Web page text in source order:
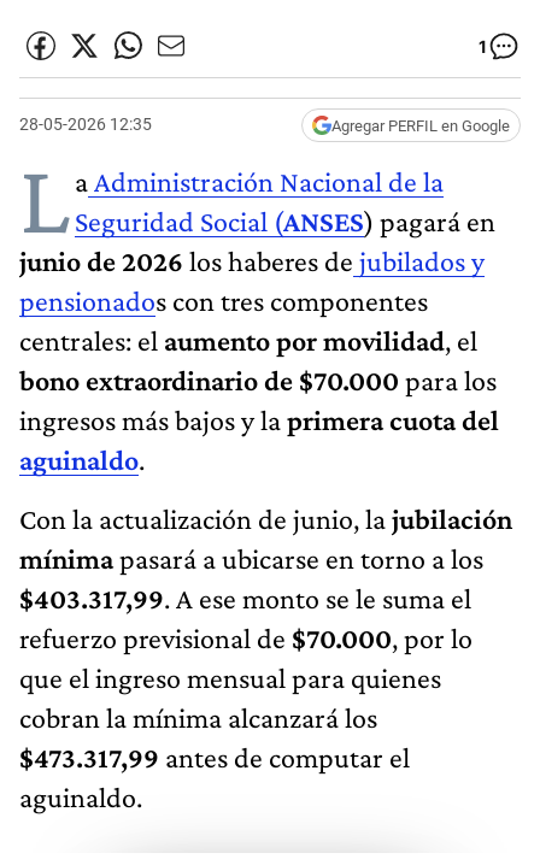
1
28-05-2026 12:35 Agregar PERFIL en Google
La Administración Nacional de la
Seguridad Social (ANSES) pagará en
junio de 2026 los haberes de jubilados y
pensionados con tres componentes
centrales: el aumento por movilidad, el
bono extraordinario de $70.000 para los
ingresos más bajos y laprimera cuota del
aguinaldo.
Con la actualización de junio, lajubilación
mínimapasará a ubicarse en torno a los
$403.317,99. A ese monto se le suma el
refuerzo previsional de $70.000, por lo
que el ingreso mensual para quienes
cobran la mínima alcanzará los
$473.317,99 antes de computar el
aguinaldo.